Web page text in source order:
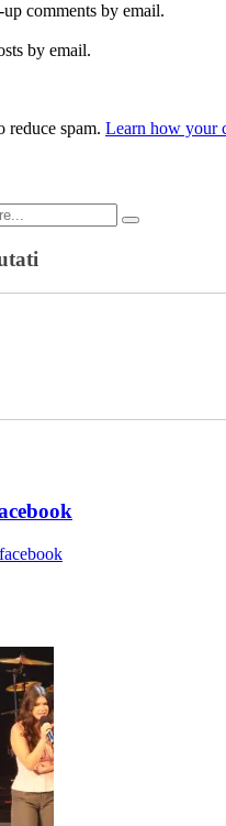
comments by email.
by email.
reduce spam. Learn how your